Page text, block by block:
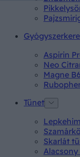
Aspirin
Neo
Magne
Tünet
Skarlát